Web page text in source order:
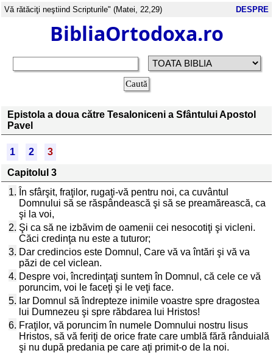
Vă rătăciţi neştiind Scripturile" (Matei, 22,29) DESPRE
BibliaOrtodoxa.ro
Epistola a doua către Tesaloniceni a Sfântului Apostol
Pavel
1 2
3
Capitolul 3
1. În sfârşit, fraţilor, rugaţi-vă pentru noi, ca cuvântul
Domnului să se răspândească şi să se preamărească, ca
şi la voi,
2. Şi ca să ne izbăvim de oamenii cei nesocotiţi şi vicleni.
Căci credinţa nu este a tuturor;
3. Dar credincios este Domnul, Care vă va întări şi vă va
păzi de cel viclean.
4. Despre voi, încredinţaţi suntem în Domnul, că cele ce vă
poruncim, voi le faceţi şi le veţi face.
5. Iar Domnul să îndrepteze inimile voastre spre dragostea
lui Dumnezeu şi spre răbdarea lui Hristos!
6. Fraţilor, vă poruncim în numele Domnului nostru Iisus
Hristos, să vă feriţi de orice frate care umblă fără rânduială
şi nu după predania pe care aţi primit-o de la noi.